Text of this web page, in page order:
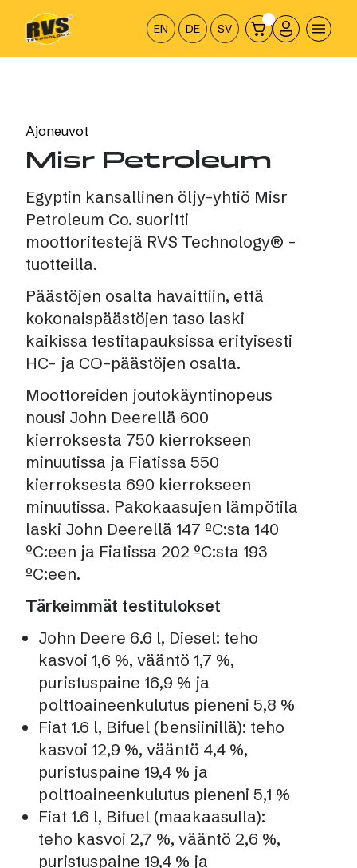
Hyppää
sisältöön
EN DE SV
Ajoneuvot
Misr Petroleum
Egyptin kansallinen öljy-yhtiö Misr
Petroleum Co. suoritti
moottoritestejä RVS Technology® -
tuotteilla.
Päästöjen osalta havaittiin, että
kokonaispäästöjen taso laski
kaikissa testitapauksissa erityisesti
HC- ja CO-päästöjen osalta.
Moottoreiden joutokäyntinopeus
nousi John Deerellä 600
kierroksesta 750 kierrokseen
minuutissa ja Fiatissa 550
kierroksesta 690 kierrokseen
minuutissa. Pakokaasujen lämpötila
laski John Deerellä 147 ºC:sta 140
ºC:een ja Fiatissa 202 ºC:sta 193
ºC:een.
Tärkeimmät testitulokset
John Deere 6.6 l, Diesel: teho
kasvoi 1,6 %, vääntö 1,7 %,
puristuspaine 16,9 % ja
polttoaineenkulutus pieneni 5,8 %
Fiat 1.6 l, Bifuel (bensiinillä): teho
kasvoi 12,9 %, vääntö 4,4 %,
puristuspaine 19,4 % ja
polttoaineenkulutus pieneni 5,1 %
Fiat 1.6 l, Bifuel (maakaasulla):
teho kasvoi 2,7 %, vääntö 2,6 %,
puristuspaine 19,4 % ja